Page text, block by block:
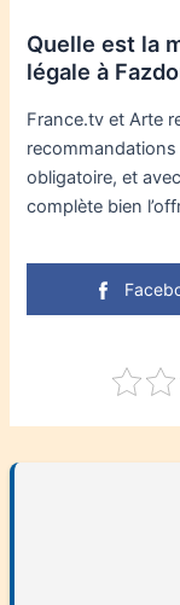
Quelle est la
légale à
France.tv et Arte
obligatoire, et
complète bien